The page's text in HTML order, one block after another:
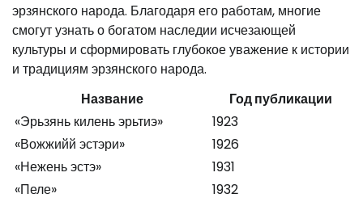
эрзянского народа. Благодаря его работам, многие
смогут узнать о богатом наследии исчезающей
культуры и сформировать глубокое уважение к истории
и традициям эрзянского народа.
Название
Год публикации
«Эрьзянь килень эрьтиэ»
1923
«Вожжийй эстэри»
1926
«Нежень эстэ»
1931
«Пеле»
1932